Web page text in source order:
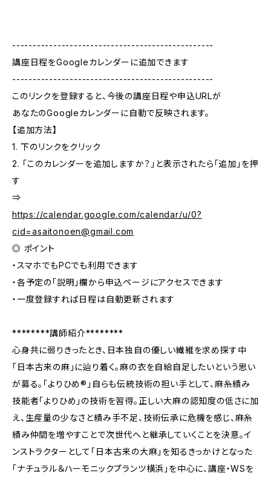
-------------------------------------------------
講座日程をGoogleカレンダーに追加できます
-------------------------------------------------
このリンクを登録すると、今後の講座日程や申込URLが
あなたのGoogleカレンダーに自動で反映されます。
【追加方法】
1. 下のリンクをクリック
2. 「このカレンダーを追加しますか？」と表示されたら「追加」を押
す
⇒
https://calendar.google.com/calendar/u/0?
cid=asaitonoen@gmail.com
◎ ポイント
・スマホでもPCでも利用できます
・各予定の「説明」欄から申込ページにアクセスできます
・一度登録すれば日程は自動更新されます
********講師紹介********
心身共に弱りきったとき、日本独自の優しい繊維を求め探す中
「日本古来の麻」に辿り着く。麻の衣を自給自足したいという思い
が募る。「よりひめ®」自らも伝統技術の担い手として、麻糸績み
技能者「よりひめ」の技術を習得。正しい大麻の認知度の低さに加
え、生産量の少なさと績み手不足、技術伝承に危機を感じ、麻糸
績み仲間を増やすことで次世代へと継承していくことを決意。イ
ンストラクターとして「日本古来の大麻」を知るきっかけとなった
「ナチュラル＆ハーモニックプランツ横浜」を中心に、講座・WSを